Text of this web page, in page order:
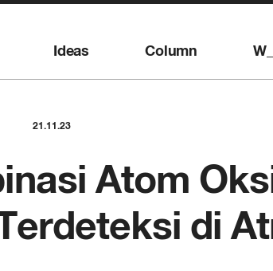
Ideas Column
21.11.23
Atom
di